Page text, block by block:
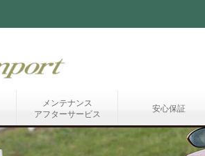
メンテナンス
アフターサービス
安心保証